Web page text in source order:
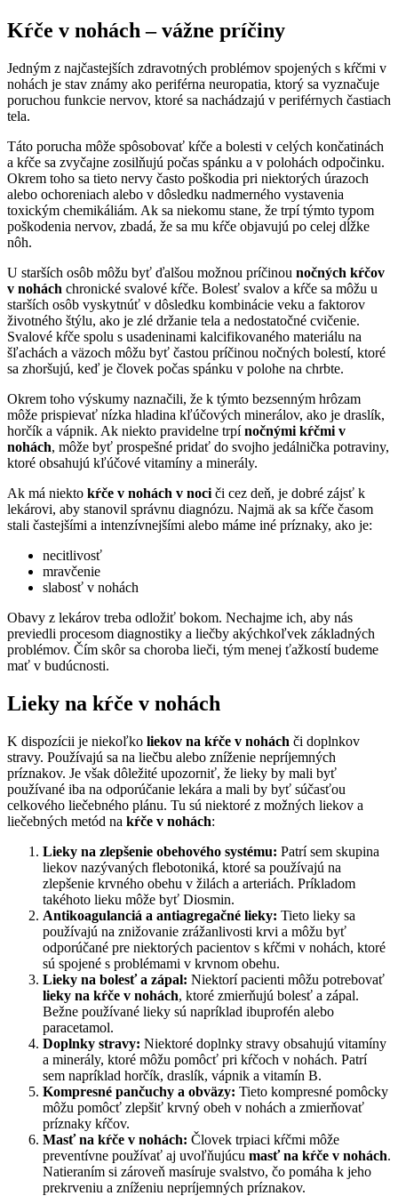
Kŕče v nohách – vážne príčiny
Jedným z najčastejších zdravotných problémov spojených s kŕčmi v
nohách je stav známy ako periférna neuropatia, ktorý sa vyznačuje
poruchou funkcie nervov, ktoré sa nachádzajú v periférnych častiach
tela.
Táto porucha môže spôsobovať kŕče a bolesti v celých končatinách
a kŕče sa zvyčajne zosilňujú počas spánku a v polohách odpočinku.
Okrem toho sa tieto nervy často poškodia pri niektorých úrazoch
alebo ochoreniach alebo v dôsledku nadmerného vystavenia
toxickým chemikáliám. Ak sa niekomu stane, že trpí týmto typom
poškodenia nervov, zbadá, že sa mu kŕče objavujú po celej dĺžke
nôh.
U starších osôb môžu byť ďalšou možnou príčinou nočných kŕčov
v nohách chronické svalové kŕče. Bolesť svalov a kŕče sa môžu u
starších osôb vyskytnúť v dôsledku kombinácie veku a faktorov
životného štýlu, ako je zlé držanie tela a nedostatočné cvičenie.
Svalové kŕče spolu s usadeninami kalcifikovaného materiálu na
šľachách a väzoch môžu byť častou príčinou nočných bolestí, ktoré
sa zhoršujú, keď je človek počas spánku v polohe na chrbte.
Okrem toho výskumy naznačili, že k týmto bezsenným hrôzam
môže prispievať nízka hladina kľúčových minerálov, ako je draslík,
horčík a vápnik. Ak niekto pravidelne trpínočnými kŕčmi v
nohách, môže byť prospešné pridať do svojho jedálnička potraviny,
ktoré obsahujú kľúčové vitamíny a minerály.
Ak má niekto kŕče v nohách v noci či cez deň, je dobré zájsť k
lekárovi, aby stanovil správnu diagnózu. Najmä ak sa kŕče časom
stali častejšími a intenzívnejšími alebo máme iné príznaky, ako je:
necitlivosť
mravčenie
slabosť v nohách
Obavy z lekárov treba odložiť bokom. Nechajme ich, aby nás
previedli procesom diagnostiky a liečby akýchkoľvek základných
problémov. Čím skôr sa choroba lieči, tým menej ťažkostí budeme
mať v budúcnosti.
Lieky na kŕče v nohách
K dispozícii je niekoľko liekov na kŕče v nohách či doplnkov
stravy. Používajú sa na liečbu alebo zníženie nepríjemných
príznakov. Je však dôležité upozorniť, že lieky by mali byť
používané iba na odporúčanie lekára a mali by byť súčasťou
celkového liečebného plánu. Tu sú niektoré z možných liekov a
liečebných metód na kŕče v nohách:
Lieky na zlepšenie obehového systému: Patrí sem skupina
liekov nazývaných flebotoniká, ktoré sa používajú na
zlepšenie krvného obehu v žilách a arteriách. Príkladom
takéhoto lieku môže byť Diosmin.
Antikoagulanciá a antiagregačné lieky: Tieto lieky sa
používajú na znižovanie zrážanlivosti krvi a môžu byť
odporúčané pre niektorých pacientov s kŕčmi v nohách, ktoré
sú spojené s problémami v krvnom obehu.
Lieky na bolesť a zápal: Niektorí pacienti môžu potrebovať
lieky na kŕče v nohách, ktoré zmierňujú bolesť a zápal.
Bežne používané lieky sú napríklad ibuprofén alebo
paracetamol.
Doplnky stravy: Niektoré doplnky stravy obsahujú vitamíny
a minerály, ktoré môžu pomôcť pri kŕčoch v nohách. Patrí
sem napríklad horčík, draslík, vápnik a vitamín B.
Kompresné pančuchy a obväzy: Tieto kompresné pomôcky
môžu pomôcť zlepšiť krvný obeh v nohách a zmierňovať
príznaky kŕčov.
Masť na kŕče v nohách: Človek trpiaci kŕčmi môže
preventívne používať aj uvoľňujúcu masť na kŕče v nohách.
Natieraním si zároveň masíruje svalstvo, čo pomáha k jeho
prekrveniu a zníženiu nepríjemných príznakov.